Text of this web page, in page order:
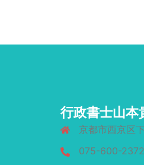
行政書士山本
京都市西京区
075-600-2372